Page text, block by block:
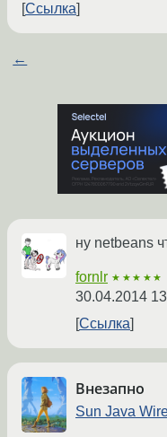
Ссылка
←
ну netbeans
fornlr ★★★★★
30.04.2014
Ссылка
Внезапно
Sun Java